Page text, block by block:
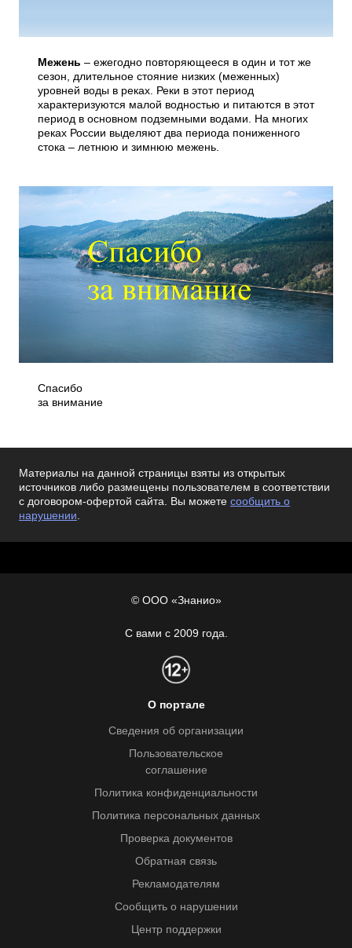
Межень – ежегодно повторяющееся в один и тот же
сезон, длительное стояние низких (меженных)
уровней воды в реках. Реки в этот период
характеризуются малой водностью и питаются в этот
период в основном подземными водами. На многих
реках России выделяют два периода пониженного
стока – летнюю и зимнюю межень.
Спасибо
за внимание
Материалы на данной страницы взяты из открытых
источников либо размещены пользователем в соответствии
с договором-офертой сайта. Вы можете сообщить о
нарушении.
© ООО «Знанио»
С вами с 2009 года.
О портале
Сведения об организации
Пользовательское
соглашение
Политика конфиденциальности
Политика персональных данных
Проверка документов
Обратная связь
Рекламодателям
Сообщить о нарушении
Центр поддержки